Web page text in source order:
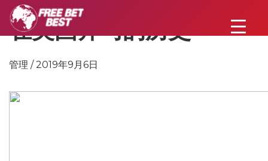
在英国奔马的历史
管理 / 2019年9月6日